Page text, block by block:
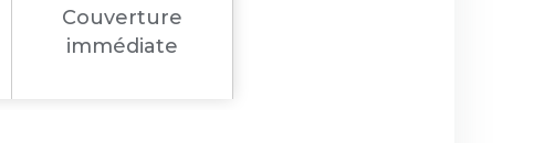
Couverture
immédiate